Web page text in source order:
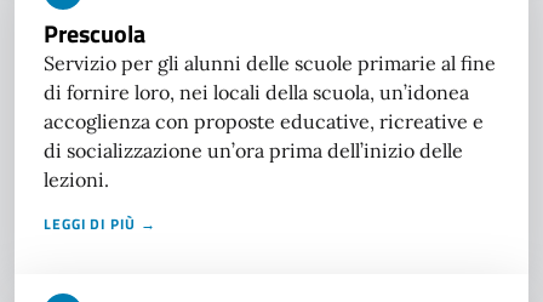
Prescuola
Servizio per gli alunni delle scuole primarie al fine
di fornire loro, nei locali della scuola, un’idonea
accoglienza con proposte educative, ricreative e
di socializzazione un’ora prima dell’inizio delle
lezioni.
LEGGI DI PIÙ →